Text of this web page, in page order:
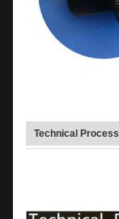
Technical Process